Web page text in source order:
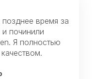
время за
починили
Я полностью
на ремонт
40 минут
У мастера
я доволен.
кондиционера.
пенсионеру
кондиционер
четко.